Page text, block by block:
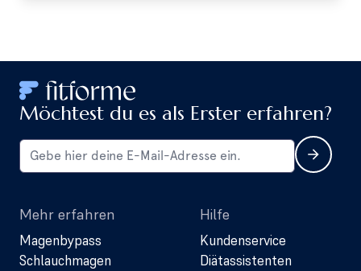
Möchtest du es als Erster erfahren?
Mehr erfahren
Magenbypass
Schlauchmagen
Hilfe
Kundenservice
Diätassistenten